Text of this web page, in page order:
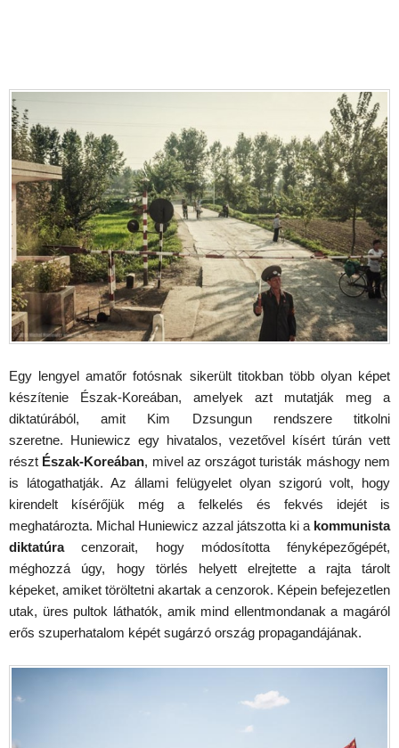
Egy lengyel amatőr fotósnak sikerült titokban több olyan képet
készítenie Észak-Koreában, amelyek azt mutatják meg a
diktatúrából, amit Kim Dzsungun rendszere titkolni
szeretne. Huniewicz egy hivatalos, vezetővel kísért túrán vett
részt Észak-Koreában, mivel az országot turisták máshogy nem
is látogathatják. Az állami felügyelet olyan szigorú volt, hogy
kirendelt kísérőjük még a felkelés és fekvés idejét is
meghatározta. Michal Huniewicz azzal játszotta ki a kommunista
diktatúracenzorait, hogy módosította fényképezőgépét,
méghozzá úgy, hogy törlés helyett elrejtette a rajta tárolt
képeket, amiket töröltetni akartak a cenzorok. Képein befejezetlen
utak, üres pultok láthatók, amik mind ellentmondanak a magáról
erős szuperhatalom képét sugárzó ország propagandájának.